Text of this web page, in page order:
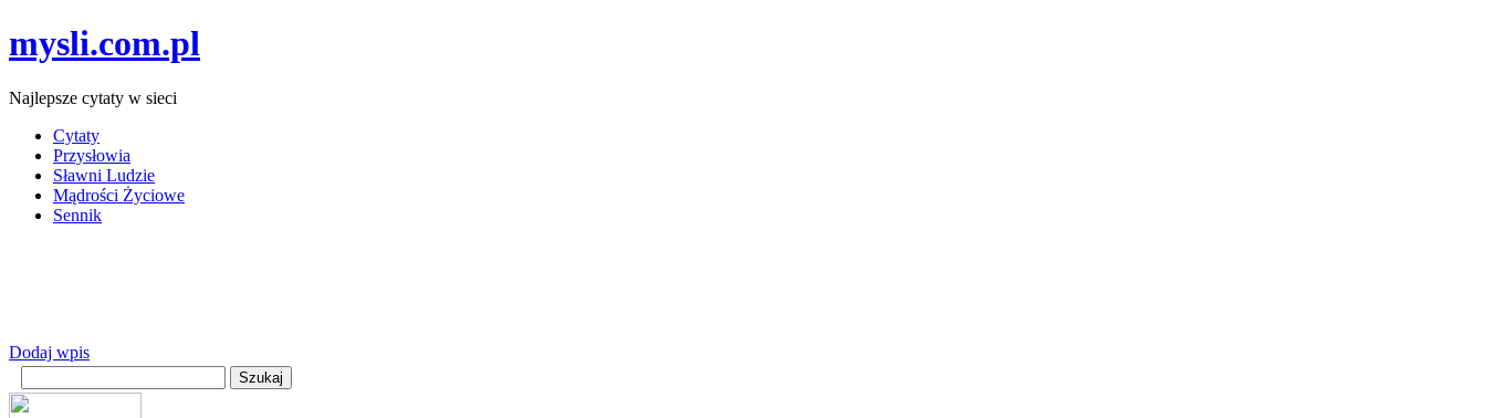
mysli.com.pl
Najlepsze cytaty w sieci
Cytaty
Przysłowia
Sławni Ludzie
Mądrości Życiowe
Sennik
Dodaj wpis